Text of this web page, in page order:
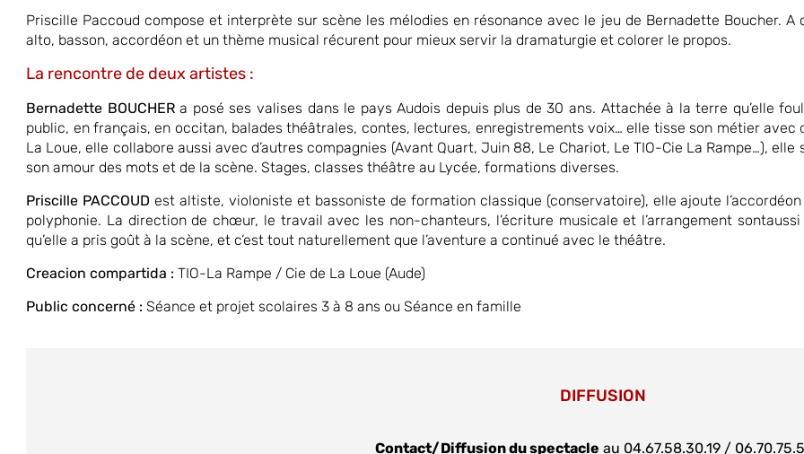
Priscille Paccoud compose et interprète sur scène les mélodies en résonance avec le jeu de Bernadette Boucher.
alto, basson,accordéon et un thème musical récurent pour mieux servir la dramaturgie et colorer le propos.
La rencontre de deux artistes :
Bernadette BOUCHER a posé ses valises dans le pays Audois depuis plus de 30 ans. Attachéeà la terre qu’elle
public, en français,en occitan, balades théâtrales, contes, lectures, enregistrements voix… elle tisse son métier avec
La Loue, elle collabore aussi avec d’autres compagnies (Avant Quart, Juin 88, Le Chariot, Le TIO-Cie La Rampe…), elle
son amour des mots et de la scène. Stages, classes théâtre au Lycée, formations diverses.
Priscille PACCOUD est altiste, violoniste et bassoniste de formation classique (conservatoire), elle ajoute
polyphonie. La direction de chœur, le travail avec les non-chanteurs, l’écriture musicale et l’arrangement sont
qu’elle a pris goût à la scène, et c’est tout naturellement que l’aventure a continué avec le théâtre.
Creacion compartida : TIO-La Rampe / Cie de La Loue (Aude)
Public concerné : Séance et projet scolaires 3 à 8 ans ou Séance en famille
DIFFUSION
Contact/Diffusion du spectacle au 04.67.58.30.19 /